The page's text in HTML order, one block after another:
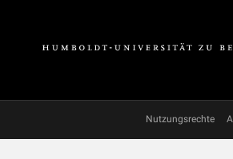
Nutzungsrechte